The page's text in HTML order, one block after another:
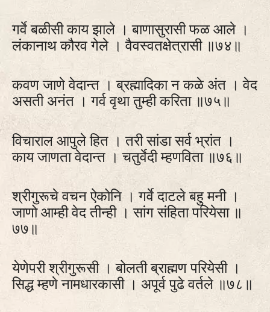
गर्वे बळीसी काय झाले । बाणासुरासी फळ आले ।
लंकानाथ कौरव गेले । वैवस्वतक्षेत्रासी ॥७४॥
कवण जाणे वेदान्त । ब्रह्मादिका न कळे अंत । वेद
असती अनंत । गर्व वृथा तुम्ही करिता ॥७५॥
विचाराल आपुले हित । तरी सांडा सर्व भ्रांत ।
काय जाणता वेदान्त । चतुर्वेदी म्हणविता ॥७६॥
श्रीगुरूचे वचन ऐकोनि । गर्वे दाटले बहु मनी ।
जाणो आम्ही वेद तीन्ही । सांग संहिता परियेसा ॥
७७॥
येणेपरी श्रीगुरूसी । बोलती ब्राह्मण परियेसी ।
सिद्ध म्हणे नामधारकासी । अपूर्व पुढे वर्तले ॥७८॥